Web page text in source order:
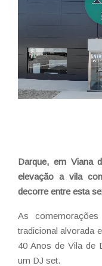
Darque, em Viana
elevação a vila
decorre entre esta
As
tradicional alvorada
40 Anos de Vila de
um DJ set.